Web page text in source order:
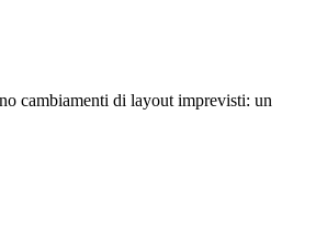
cambiamenti di layout imprevisti: un